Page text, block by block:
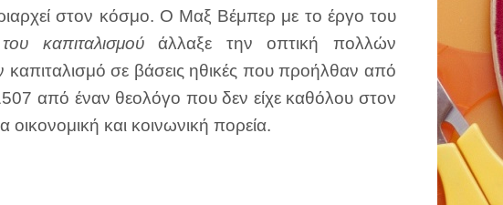
στον κόσμο. Ο Μαξ Βέμπερ με το έργο του
καπιταλισμούάλλαξε την οπτική πολλών
καπιταλισμό σε βάσεις ηθικές που προήλθαν από
από έναν θεολόγο που δεν είχε καθόλου στον
οικονομική και κοινωνική πορεία.